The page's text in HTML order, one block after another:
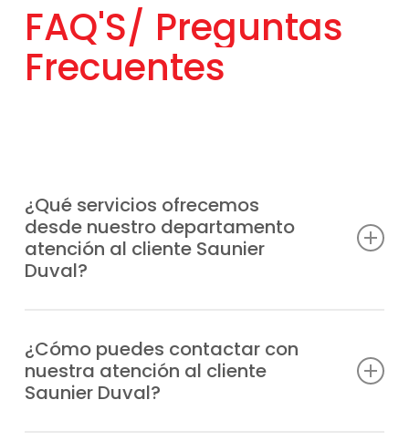
FAQ'S/ Preguntas
Frecuentes
¿Qué servicios ofrecemos
desde nuestro departamento
atención al cliente Saunier
Duval?
solicitudes de reparación, información
sobre garantías y todo lo relacionado con
tus equipos Saunier Duval.
¿Cómo puedes contactar con
nuestra atención al cliente
Saunier Duval?